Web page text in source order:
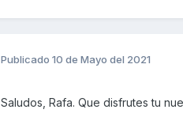
Publicado 10 de Mayo del 2021
Saludos, Rafa. Que disfrutes tu